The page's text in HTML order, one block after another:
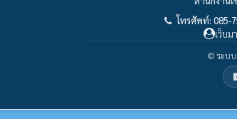
โทรศัพท์: 085-
เว็บม
© ระบบ